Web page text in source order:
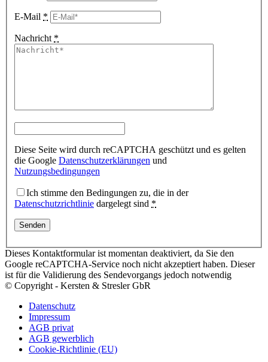
E-Mail *
Nachricht *
Diese Seite wird durch reCAPTCHA geschützt und es gelten
die Google Datenschutzerklärungen und
Nutzungsbedingungen
Ich stimme den Bedingungen zu, die in der
Datenschutzrichtlinie dargelegt sind *
Dieses Kontaktformular ist momentan deaktiviert, da Sie den
Google reCAPTCHA-Service noch nicht akzeptiert haben. Dieser
ist für die Validierung des Sendevorgangs jedoch notwendig
© Copyright - Kersten & Stresler GbR
Datenschutz
Impressum
AGB privat
AGB gewerblich
Cookie-Richtlinie (EU)